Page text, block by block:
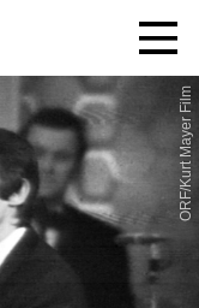
ORF/Kurt Mayer Film